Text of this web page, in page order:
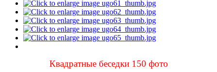
Квадратные беседки 150 фото